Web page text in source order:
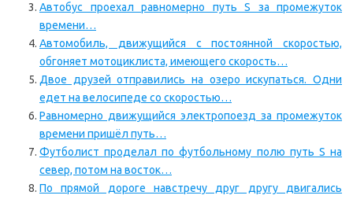
Автобус проехал равномерно путь S за промежуток
времени…
Автомобиль, движущийся с постоянной скоростью,
обгоняет мотоциклиста, имеющего скорость…
Двое друзей отправились на озеро искупаться. Одни
едет на велосипеде со скоростью…
Равномерно движущийся электропоезд за промежуток
времени пришёл путь…
Футболист проделал по футбольному полю путь S на
север, потом на восток…
По прямой дороге навстречу друг другу двигались